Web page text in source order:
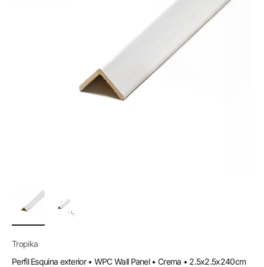
Tropika
Perfil Esquina exterior • WPC Wall Panel • Crema • 2.5x2.5x240cm